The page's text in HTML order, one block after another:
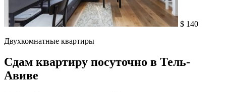
$ 140
Двухкомнатные квартиры
Сдам квартиру посуточно в Тель-
Авиве